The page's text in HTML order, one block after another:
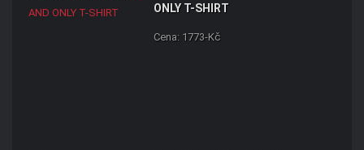
ONLY T-SHIRT
Cena: 1773-Kč